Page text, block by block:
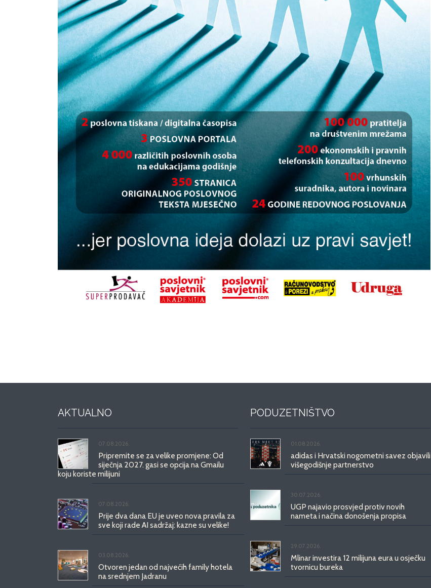
AKTUALNO
07.08.2026.
Pripremite se za velike promjene: Od
siječnja 2027. gasi se opcija na Gmailu
koju koriste milijuni
07.08.2026.
Prije dva dana EU je uveo nova pravila za
sve koji rade AI sadržaj: kazne su velike!
03.08.2026.
Otvoren jedan od najvećih family hotela
na srednjem Jadranu
PODUZETNIŠTVO
01.08.2026.
adidas i Hrvatski nogometni savez objavili
višegodišnje partnerstvo
30.07.2026.
UGP najavio prosvjed protiv novih
nameta i načina donošenja propisa
29.07.2026.
Mlinar investira 12 milijuna eura u osječku
tvornicu bureka